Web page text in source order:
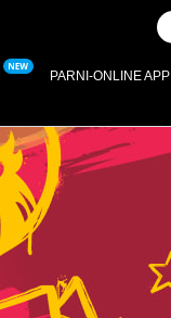
PARNI-ONLINE APP